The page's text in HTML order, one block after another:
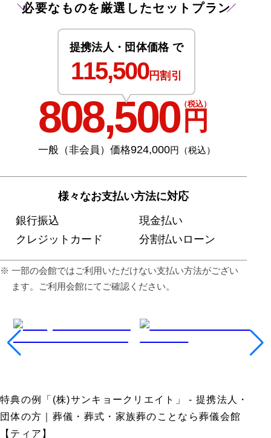
必要なものを厳選したセットプラン
提携法人・団体価格 で
115,500円割引
808,500 円
（税込）
一般（非会員）価格924,000円（税込）
様々なお支払い方法に対応
銀行振込
現金払い
クレジットカード
分割払いローン
⼀部の会館ではご利⽤いただけない⽀払い⽅法がござい
ます。ご利⽤会館にてご確認ください。
特典の例「(株)サンキョークリエイト」 - 提携法人・
団体の方｜葬儀・葬式・家族葬のことなら葬儀会館
【ティア】